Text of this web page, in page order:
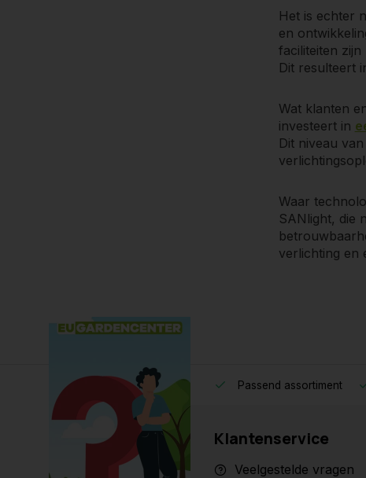
Het is echter
en
faciliteiten
Dit resulteert
Wat klanten
investeert in
Dit niveau
Waar
SANlight, die
verlichting en
Passend assortiment
Klantenservice
Veelgestelde vragen